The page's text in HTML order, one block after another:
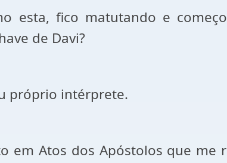
esta, fico matutando e
de Davi?
próprio intérprete.
em Atos dos Apóstolos que me